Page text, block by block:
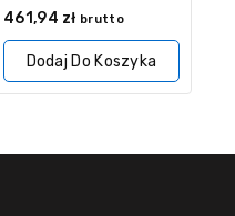
0
5
461,94 zł brutto
Dodaj Do Koszyka